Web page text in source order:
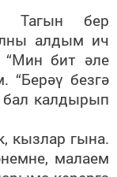
Тагын бер
алдым ич
бит әле
безгә
калдырып
кызлар гына.
малаем